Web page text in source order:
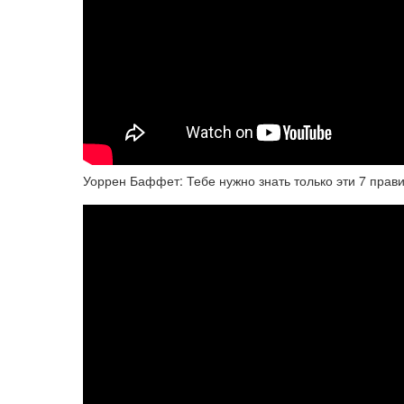
Уоррен Баффет: Тебе нужно знать только эти 7